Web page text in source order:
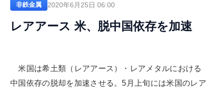
非鉄金属 2020年6月25日 06:00
レアアース 米、脱中国依存を加速
米国は希土類（レアアース）・レアメタルにおける
中国依存の脱却を加速させる。5月上旬には米国のレア